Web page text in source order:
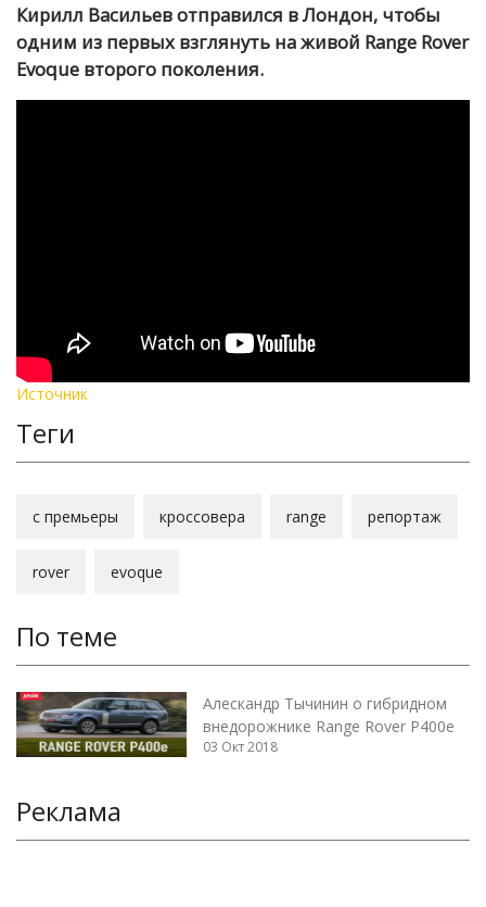
Кирилл Васильев отправился в Лондон, чтобы
одним из первых взглянуть на живой Range Rover
Evoque второго поколения.
Источник
Теги
с премьеры кроссовера range репортаж
rover evoque
По теме
Алескандр Тычинин о гибридном
внедорожнике Range Rover P400e
03 Окт 2018
Реклама